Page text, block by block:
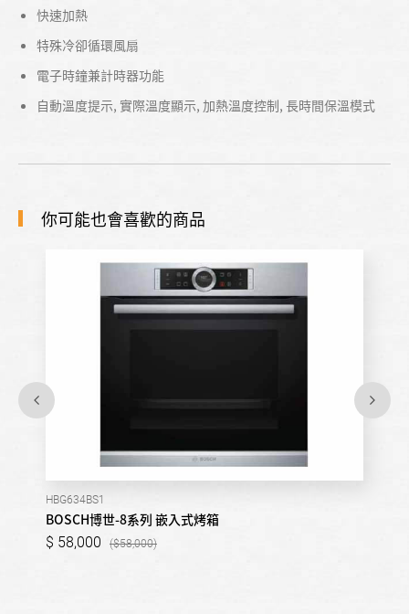
快速加熱
特殊冷卻循環風扇
電子時鐘兼計時器功能
自動溫度提示, 實際溫度顯示, 加熱溫度控制, 長時間保溫模式
你可能也會喜歡的商品
HBG634BS1
BOSCH博世-8系列 嵌入式烤箱
58,000 58,000